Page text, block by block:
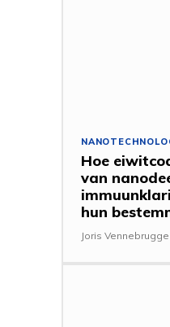
Hoe
van
hun
Joris Vennebrugge